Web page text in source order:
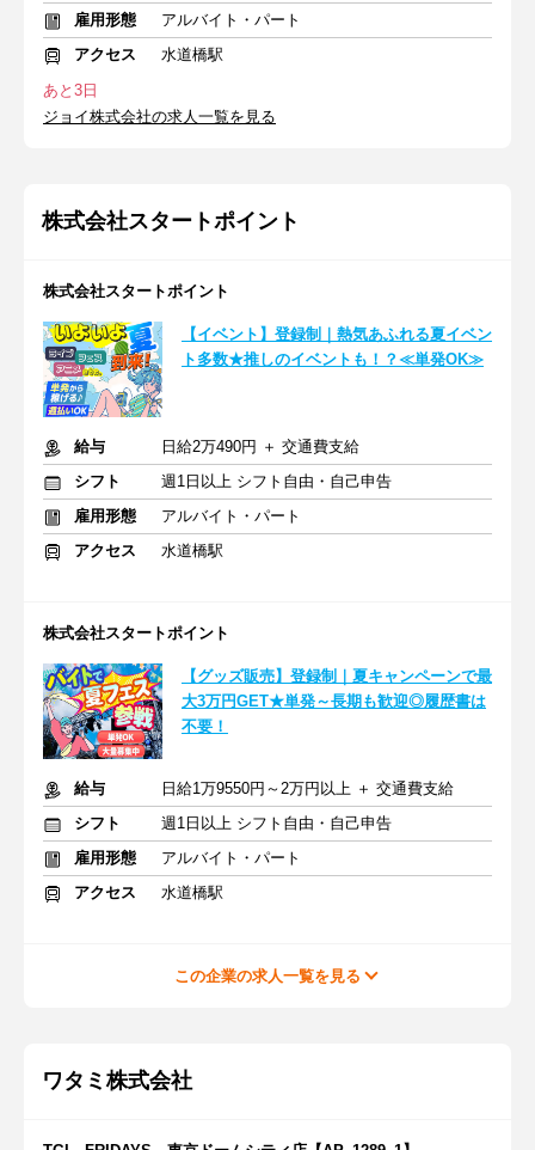
雇用形態
アルバイト・パート
アクセス
水道橋駅
あと3日
ジョイ株式会社の求人一覧を見る
株式会社スタートポイント
株式会社スタートポイント
【イベント】登録制｜熱気あふれる夏イベン
ト多数★推しのイベントも！？≪単発OK≫
給与
日給2万490円 ＋ 交通費支給
シフト
週1日以上 シフト自由・自己申告
雇用形態
アルバイト・パート
アクセス
水道橋駅
株式会社スタートポイント
【グッズ販売】登録制｜夏キャンペーンで最
大3万円GET★単発～長期も歓迎◎履歴書は
不要！
給与
日給1万9550円～2万円以上 ＋ 交通費支給
シフト
週1日以上 シフト自由・自己申告
雇用形態
アルバイト・パート
アクセス
水道橋駅
この企業の求人一覧を見る
ワタミ株式会社